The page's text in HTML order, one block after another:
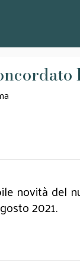
novità del
2021.